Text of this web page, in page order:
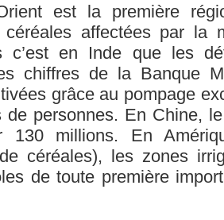
est la première
affectées par la
c’est en Inde que les
chiffres de la Banque
grâce au pompage
de personnes. En Chine,
130 millions. En
céréales), les zones
de toute première